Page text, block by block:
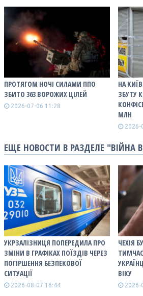
ПРОТЯГОМ НОЧІ СИЛАМИ ППО
ЗБИТО 363 ВОРОЖИХ ЦІЛЕЙ
2026-07-06 11:28
НА
ЗБУТУ
МЛН
2026-
ЕЩЕ НОВОСТИ В РАЗДЕЛЕ "ВІЙНА В
УКРЗАЛІЗНИЦЯ ПОПЕРЕДИЛА ПРО
ЗМІНИ В ГРАФІКАХ ПОЇЗДІВ ЧЕРЕЗ
ПОГІРШЕННЯ БЕЗПЕКОВОЇ
СИТУАЦІЇ
2026-08-07 16:44
ЧЕХІЯ
ВІКУ
2026-